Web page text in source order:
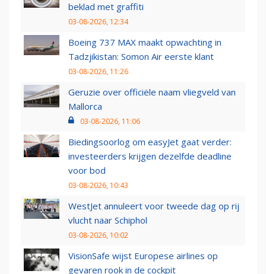
beklad met graffiti
03-08-2026, 12:34
Boeing 737 MAX maakt opwachting in
Tadzjikistan: Somon Air eerste klant
03-08-2026, 11:26
Geruzie over officiële naam vliegveld van
Mallorca
03-08-2026, 11:06
Biedingsoorlog om easyJet gaat verder:
investeerders krijgen dezelfde deadline
voor bod
03-08-2026, 10:43
WestJet annuleert voor tweede dag op rij
vlucht naar Schiphol
03-08-2026, 10:02
VisionSafe wijst Europese airlines op
gevaren rook in de cockpit